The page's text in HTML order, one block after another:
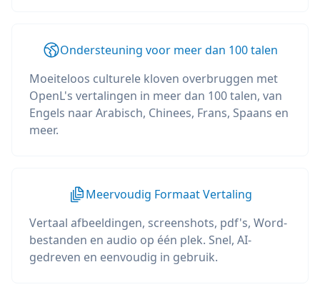
Ondersteuning voor meer dan 100 talen
Moeiteloos culturele kloven overbruggen met
OpenL's vertalingen in meer dan 100 talen, van
Engels naar Arabisch, Chinees, Frans, Spaans en
meer.
Meervoudig Formaat Vertaling
Vertaal afbeeldingen, screenshots, pdf's, Word-
bestanden en audio op één plek. Snel, AI-
gedreven en eenvoudig in gebruik.